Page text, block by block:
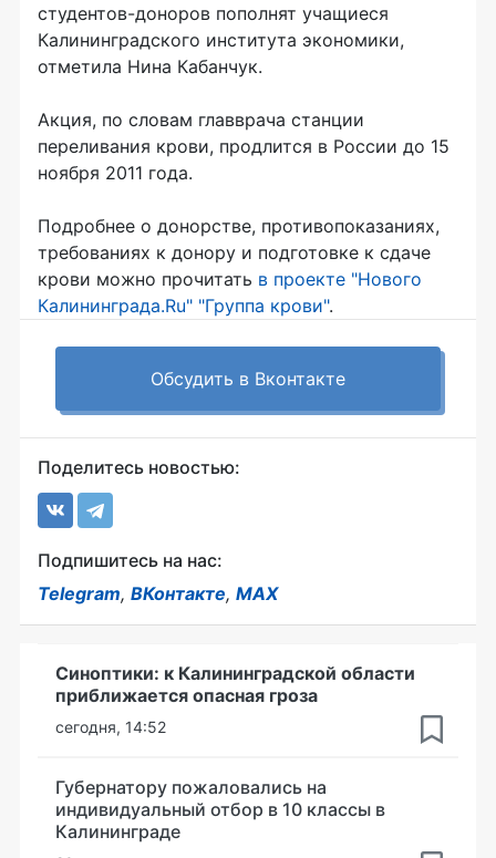
студентов-доноров пополнят учащиеся
Калининградского института экономики,
отметила Нина Кабанчук.
Акция, по словам главврача станции
переливания крови, продлится в России до 15
ноября 2011 года.
Подробнее о донорстве, противопоказаниях,
требованиях к донору и подготовке к сдаче
крови можно прочитать в проекте "Нового
Калининграда.Ru" "Группа крови".
Обсудить в Вконтакте
Поделитесь новостью:
Подпишитесь на нас:
Telegram, ВКонтакте, MAX
Синоптики: к Калининградской области
приближается опасная гроза
сегодня, 14:52
Губернатору пожаловались на
индивидуальный отбор в 10 классы в
Калининграде